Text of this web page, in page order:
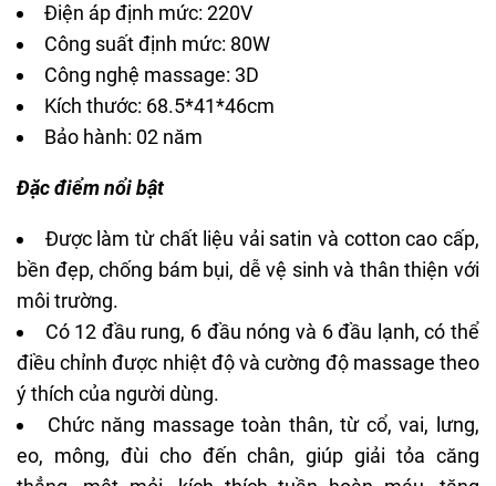
Điện áp định mức: 220V
Công suất định mức: 80W
Công nghệ massage: 3D
Kích thước: 68.5*41*46cm
Bảo hành: 02 năm
Đặc điểm nổi bật
Được làm từ chất liệu vải satin và cotton cao cấp,
bền đẹp, chống bám bụi, dễ vệ sinh và thân thiện với
môi trường.
Có 12 đầu rung, 6 đầu nóng và 6 đầu lạnh, có thể
điều chỉnh được nhiệt độ và cường độ massage theo
ý thích của người dùng.
Chức năng massage toàn thân, từ cổ, vai, lưng,
eo, mông, đùi cho đến chân, giúp giải tỏa căng